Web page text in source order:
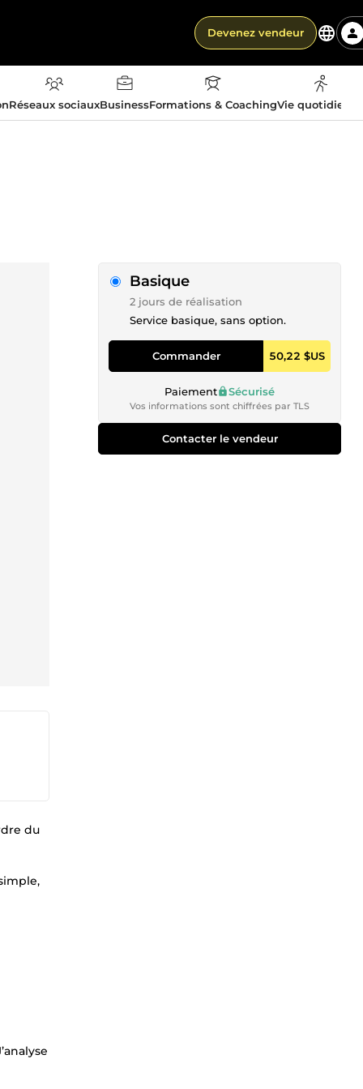
Devenez vendeur
Réseaux sociauxBusinessFormations & CoachingVie
du
Basique
2 jours de réalisation
Service basique, sans option.
Commander 50,22 $US
Paiement Sécurisé
Vos informations sont chiffrées par TLS
Contacter le vendeur